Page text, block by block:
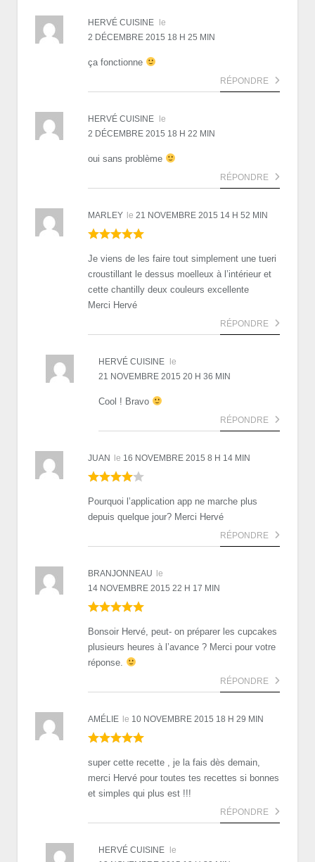
HERVÉ CUISINE
le
2 DÉCEMBRE 2015 18 H 25 MIN
ça fonctionne
RÉPONDRE
HERVÉ CUISINE
le
2 DÉCEMBRE 2015 18 H 22 MIN
oui sans problème
RÉPONDRE
MARLEY le 21 NOVEMBRE 2015 14 H 52 MIN
Je viens de les faire tout simplement une tueri
croustillant le dessus moelleux à l’intérieur et
cette chantilly deux couleurs excellente
Merci Hervé
RÉPONDRE
HERVÉ CUISINE
le
21 NOVEMBRE 2015 20 H 36 MIN
Cool ! Bravo
RÉPONDRE
JUAN le 16 NOVEMBRE 2015 8 H 14 MIN
Pourquoi l’application app ne marche plus
depuis quelque jour? Merci Hervé
RÉPONDRE
BRANJONNEAU
le
14 NOVEMBRE 2015 22 H 17 MIN
Bonsoir Hervé, peut- on préparer les cupcakes
plusieurs heures à l’avance ? Merci pour votre
réponse.
RÉPONDRE
AMÉLIE le 10 NOVEMBRE 2015 18 H 29 MIN
super cette recette , je la fais dès demain,
merci Hervé pour toutes tes recettes si bonnes
et simples qui plus est !!!
RÉPONDRE
HERVÉ CUISINE
le